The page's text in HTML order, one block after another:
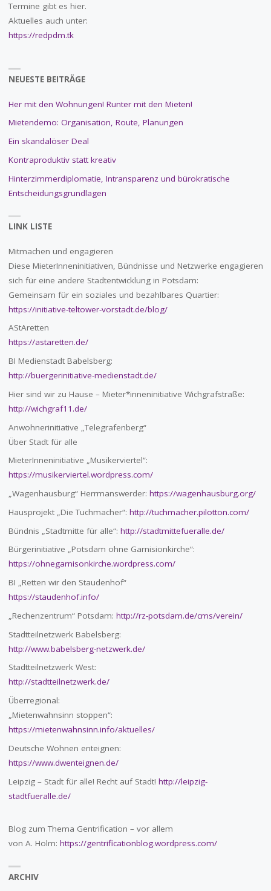
Termine gibt es hier.
Aktuelles auch unter:
https://redpdm.tk
NEUESTE BEITRÄGE
Her mit den Wohnungen! Runter mit den Mieten!
Mietendemo: Organisation, Route, Planungen
Ein skandalöser Deal
Kontraproduktiv statt kreativ
Hinterzimmerdiplomatie, Intransparenz und bürokratische
Entscheidungsgrundlagen
LINK LISTE
Mitmachen und engagieren
Diese MieterInneninitiativen, Bündnisse und Netzwerke engagieren
sich für eine andere Stadtentwicklung in Potsdam:
Gemeinsam für ein soziales und bezahlbares Quartier:
https://initiative-teltower-vorstadt.de/blog/
AStAretten
https://astaretten.de/
BI Medienstadt Babelsberg:
http://buergerinitiative-medienstadt.de/
Hier sind wir zu Hause – Mieter*inneninitiative Wichgrafstraße:
http://wichgraf11.de/
Anwohnerinitiative „Telegrafenberg“
Über Stadt für alle
MieterInneninitiative „Musikerviertel“:
https://musikerviertel.wordpress.com/
„Wagenhausburg“ Herrmanswerder: https://wagenhausburg.org/
Hausprojekt „Die Tuchmacher“: http://tuchmacher.pilotton.com/
Bündnis „Stadtmitte für alle“: http://stadtmittefueralle.de/
Bürgerinitiative „Potsdam ohne Garnisionkirche“:
https://ohnegarnisonkirche.wordpress.com/
BI „Retten wir den Staudenhof“
https://staudenhof.info/
„Rechenzentrum“ Potsdam: http://rz-potsdam.de/cms/verein/
Stadtteilnetzwerk Babelsberg:
http://www.babelsberg-netzwerk.de/
Stadtteilnetzwerk West:
http://stadtteilnetzwerk.de/
Überregional:
„Mietenwahnsinn stoppen“:
https://mietenwahnsinn.info/aktuelles/
Deutsche Wohnen enteignen:
https://www.dwenteignen.de/
Leipzig – Stadt für alle! Recht auf Stadt! http://leipzig-
stadtfueralle.de/
Blog zum Thema Gentrification – vor allem
von A. Holm: https://gentrificationblog.wordpress.com/
ARCHIV